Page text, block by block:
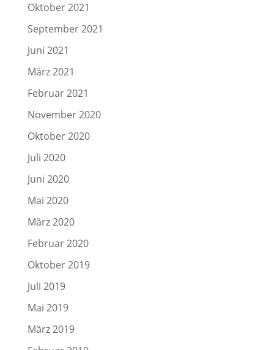
Oktober 2021
September 2021
Juni 2021
März 2021
Februar 2021
November 2020
Oktober 2020
Juli 2020
Juni 2020
Mai 2020
März 2020
Februar 2020
Oktober 2019
Juli 2019
Mai 2019
März 2019